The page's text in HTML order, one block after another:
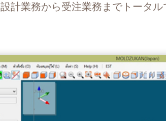
設計業務から受注業務までトータ